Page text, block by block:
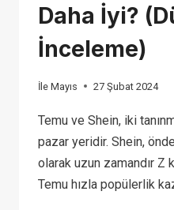
Daha İyi?
İnceleme)
İle Mayıs 27 Şubat 2024
Temu ve Shein, iki
pazar yeridir. Shein,
olarak uzun zamandır Z
Temu hızla popülerlik